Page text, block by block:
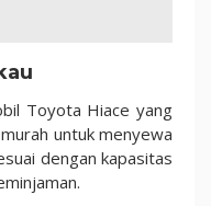
Toyota Hiace yang
untuk menyewa
dengan kapasitas